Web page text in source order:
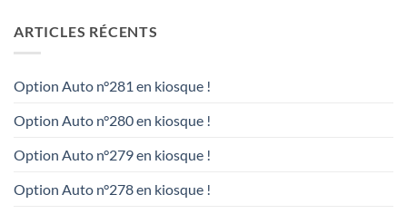
ARTICLES RÉCENTS
Option Auto n°281 en kiosque !
Option Auto n°280 en kiosque !
Option Auto n°279 en kiosque !
Option Auto n°278 en kiosque !